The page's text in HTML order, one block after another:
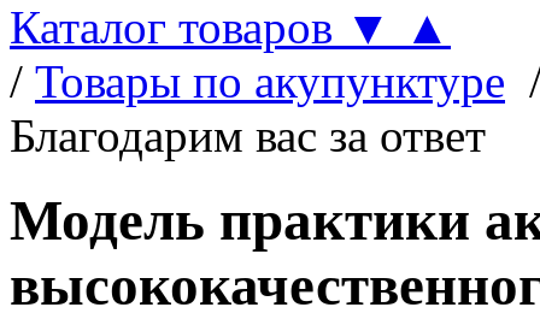
Каталог товаров ▼
▲
/ Товары по акупунктуре
Благодарим вас за ответ
Модель практики